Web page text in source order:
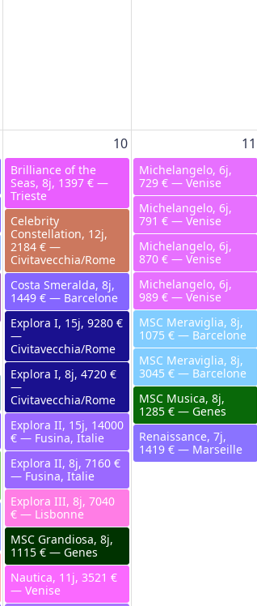
10
Brilliance of the
Seas, 8j, 1397 € —
Trieste
Celebrity
Constellation, 12j,
2184 € —
Civitavecchia/Rome
Costa Smeralda, 8j,
1449 € — Barcelone
Explora I, 15j, 9280 €
—
Civitavecchia/Rome
Explora I, 8j, 4720 €
—
Civitavecchia/Rome
Explora II, 15j, 14000
€ — Fusina, Italie
Explora II, 8j, 7160 €
— Fusina, Italie
Explora III, 8j, 7040
€ — Lisbonne
MSC Grandiosa, 8j,
1115 € — Genes
Nautica, 11j, 3521 €
— Venise
11
Michelangelo, 6j,
729 € — Venise
Michelangelo, 6j,
791 € — Venise
Michelangelo, 6j,
870 € — Venise
Michelangelo, 6j,
989 € — Venise
MSC Meraviglia, 8j,
1075 € — Barcelone
MSC Meraviglia, 8j,
3045 € — Barcelone
MSC Musica, 8j,
1285 € — Genes
Renaissance, 7j,
1419 € — Marseille